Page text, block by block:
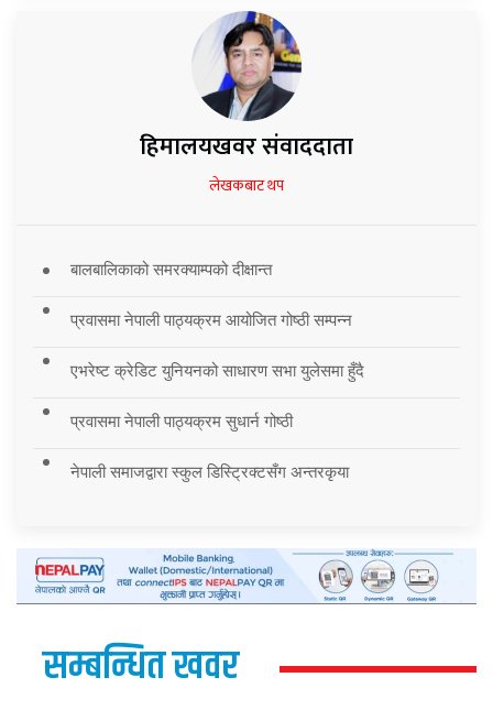
हिमालयखवर संवाददाता
लेखकबाट थप
बालबालिकाको समरक्याम्पको दीक्षान्त
प्रवासमा नेपाली पाठ्यक्रम आयोजित गोष्ठी सम्पन्न
एभरेष्ट क्रेडिट युनियनको साधारण सभा युलेसमा हुँदै
प्रवासमा नेपाली पाठ्यक्रम सुधार्न गोष्ठी
नेपाली समाजद्वारा स्कुल डिस्ट्रिक्टसँग अन्तरकृया
सम्बन्धित खवर